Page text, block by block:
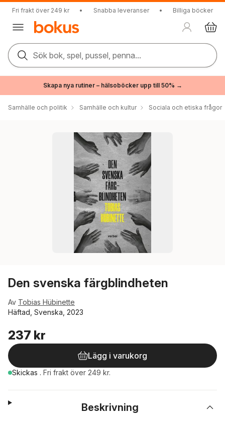
Fri frakt över 249 kr • Snabba leveranser • Billiga böcker
Sök bok, spel, pussel, penna...
Skapa nya rutiner – hälsoböcker upp till 50% →
Samhälle och politik Samhälle och kultur Sociala och etiska frågor
Den svenska färgblindheten
Av Tobias Hübinette
Häftad, Svenska, 2023
237 kr
Lägg i varukorg
Skickas . Fri frakt över 249 kr.
Beskrivning